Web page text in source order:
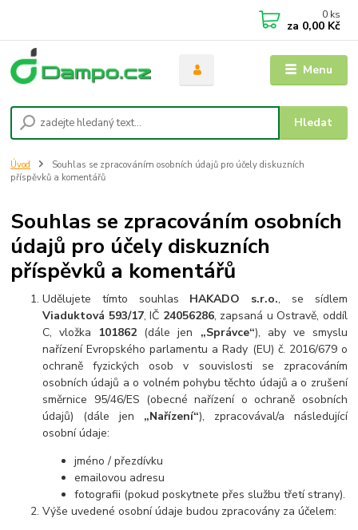
Menu
Hledat
0 ks
za 0,00 Kč
Úvod
Souhlas se zpracováním osobních údajů pro účely diskuzních
příspěvků a komentářů
Souhlas se zpracováním osobních
údajů pro účely diskuzních
příspěvků a komentářů
Udělujete tímto souhlas HAKADO s.r.o., se sídlem
Viaduktová 593/17, IČ 24056286, zapsaná u Ostravě, oddíl
C, vložka 101862 (dále jen „Správce“), aby ve smyslu
nařízení Evropského parlamentu a Rady (EU) č. 2016/679 o
ochraně fyzických osob v souvislosti se zpracováním
osobních údajů a o volném pohybu těchto údajů a o zrušení
směrnice 95/46/ES (obecné nařízení o ochraně osobních
údajů) (dále jen „Nařízení“), zpracovával/a následující
osobní údaje:
jméno / přezdívku
emailovou adresu
fotografii (pokud poskytnete přes službu třetí strany).
Výše uvedené osobní údaje budou zpracovány za účelem: